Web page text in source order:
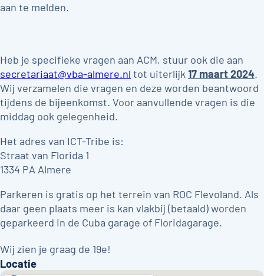
aan te melden.
Heb je specifieke vragen aan ACM, stuur ook die aan
secretariaat@vba-almere.nl tot uiterlijk 17 maart 2024.
Wij verzamelen die vragen en deze worden beantwoord
tijdens de bijeenkomst. Voor aanvullende vragen is die
middag ook gelegenheid.
Het adres van ICT-Tribe is:
Straat van Florida 1
1334 PA Almere
Parkeren is gratis op het terrein van ROC Flevoland. Als
daar geen plaats meer is kan vlakbij (betaald) worden
geparkeerd in de Cuba garage of Floridagarage.
Wij zien je graag de 19e!
Locatie